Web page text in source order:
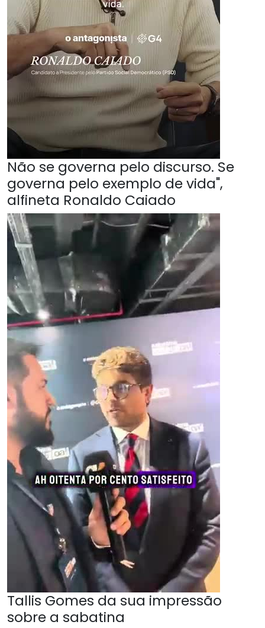
Não se governa pelo discurso. Se
governa pelo exemplo de vida",
alfineta Ronaldo Caiado
Tallis Gomes da sua impressão
sobre a sabatina